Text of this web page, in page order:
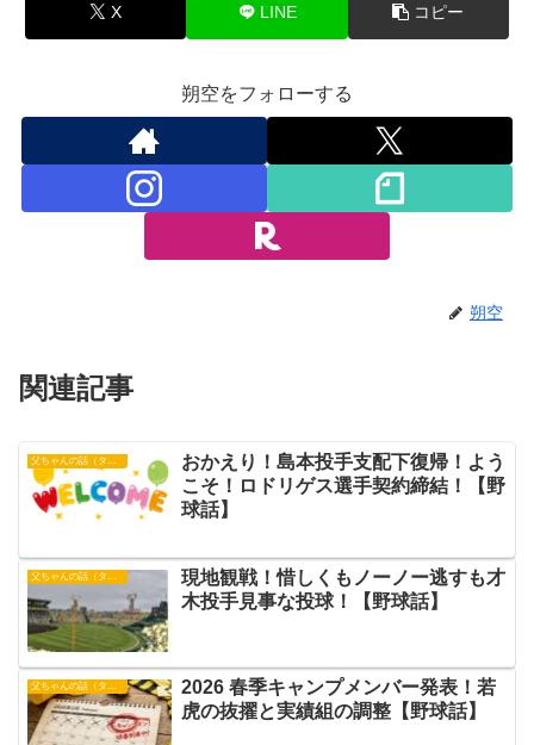
X LINE コピー
朔空をフォローする
朔空
関連記事
おかえり！島本投手支配下復帰！よう
こそ！ロドリゲス選手契約締結！【野
球話】
父ちゃんの話（タイガース）
現地観戦！惜しくもノーノー逃すも才
木投手見事な投球！【野球話】
父ちゃんの話（タイガース）
2026 春季キャンプメンバー発表！若
虎の抜擢と実績組の調整【野球話】